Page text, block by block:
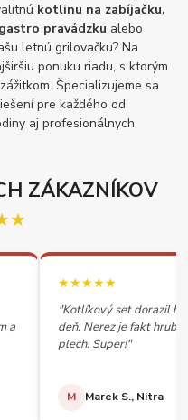
kotlinu na zabíjačku,
gastro pravádzku alebo
letnú grilovačku? Na
ponuku riadu, s ktorým
Špecializujeme sa
pre každého od
aj profesionálnych
ZÁKAZNÍKOV
a
★★★★★
"Kotlíkový set dorazil
deň. Nerez je fakt
plech. Super!"
M Marek S., Nitra